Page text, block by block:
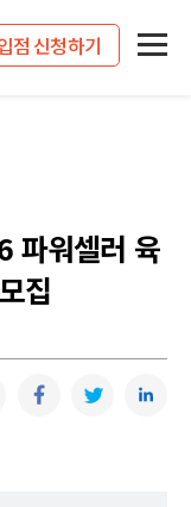
점 신청하기
파워셀러 육
집
카카오톡 페이스북 트위터